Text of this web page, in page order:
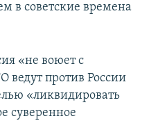
в советские времена
«не воюет с
ведут против России
«ликвидировать
суверенное